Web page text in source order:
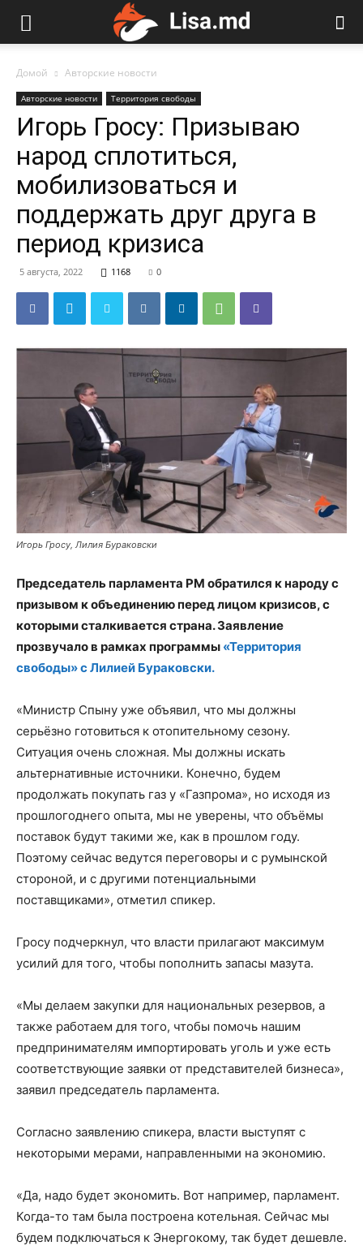
Домой Авторские новости
Авторские новости Территория свободы
Игорь Гросу: Призываю
народ сплотиться,
мобилизоваться и
поддержать друг друга в
период кризиса
5 августа, 2022 1168 0
Игорь Гросу, Лилия Бураковски
Председатель парламента РМ обратился к народу с
призывом к объединению перед лицом кризисов, с
которыми сталкивается страна. Заявление
прозвучало в рамках программы «Территория
свободы» с Лилией Бураковски.
«Министр Спыну уже объявил, что мы должны
серьёзно готовиться к отопительному сезону.
Ситуация очень сложная. Мы должны искать
альтернативные источники. Конечно, будем
продолжать покупать газ у «Газпрома», но исходя из
прошлогоднего опыта, мы не уверены, что объёмы
поставок будут такими же, как в прошлом году.
Поэтому сейчас ведутся переговоры и с румынской
стороной, и с другими потенциальными
поставщиками», отметил спикер.
Гросу подчеркнул, что власти прилагают максимум
усилий для того, чтобы пополнить запасы мазута.
«Мы делаем закупки для национальных резервов, а
также работаем для того, чтобы помочь нашим
предпринимателям импортировать уголь и уже есть
соответствующие заявки от представителей бизнеса»,
заявил председатель парламента.
Согласно заявлению спикера, власти выступят с
некоторыми мерами, направленными на экономию.
«Да, надо будет экономить. Вот например, парламент.
Когда-то там была построена котельная. Сейчас мы
будем подключаться к Энергокому, так будет дешевле.